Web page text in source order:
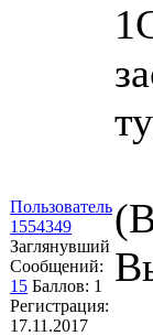
Пользователь
1554349
Заглянувший
Сообщений:
15 Баллов: 1
Регистрация:
17.11.2017